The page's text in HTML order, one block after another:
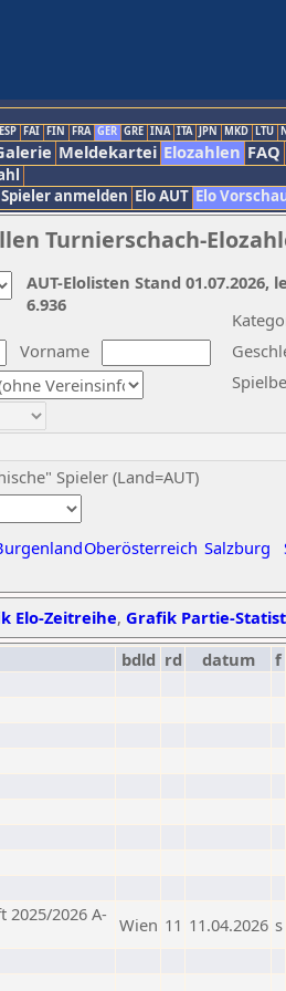
ESP FAI FIN FRA GER GRE INA ITA JPN MKD LTU
Meldekartei Elozahlen FAQ
Spieler anmelden Elo AUT Elo
Turnierschach-
Vorname
Spieler (Land=AUT)
Oberösterreich Salzburg
AUT-Elolisten Stand
6.936
Elo-Zeitreihe, Grafik Partie-
bdld rd datum f
2025/2026 A- Wien 11 11.04.2026 s